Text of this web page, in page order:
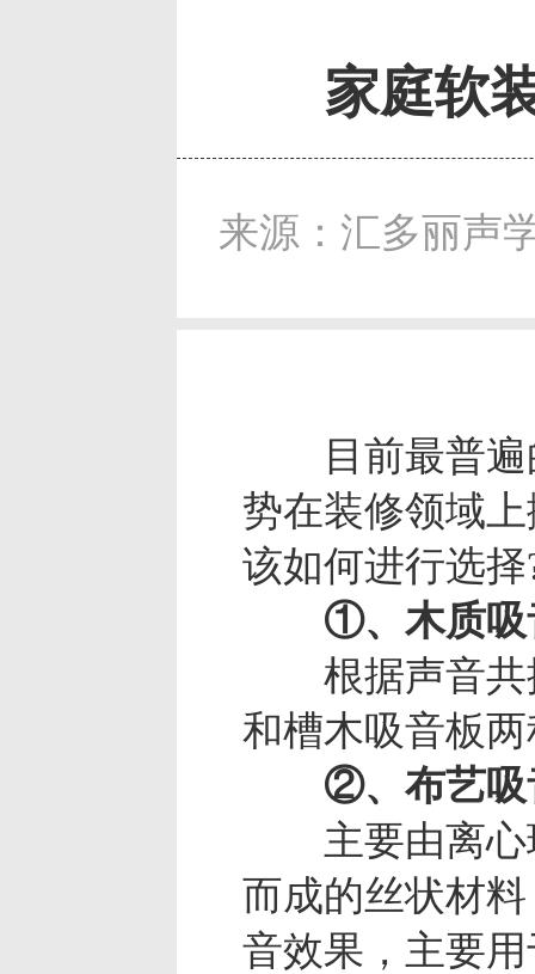
家庭软
来源：汇多丽声
目前最普遍
势在装修领域
该如何进行选择
①、木质吸
根据声音共振
和槽木吸音板
②、布艺吸
主要由离心玻
而成的丝状材
音效果，主要